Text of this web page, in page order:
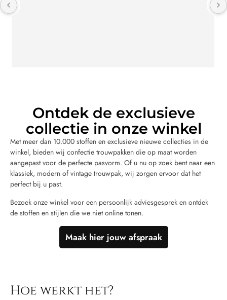
Ontdek de exclusieve
collectie in onze winkel
Met meer dan 10.000 stoffen en exclusieve nieuwe collecties in de
winkel, bieden wij confectie trouwpakken die op maat worden
aangepast voor de perfecte pasvorm. Of u nu op zoek bent naar een
klassiek, modern of vintage trouwpak, wij zorgen ervoor dat het
perfect bij u past.
Bezoek onze winkel voor een persoonlijk adviesgesprek en ontdek
de stoffen en stijlen die we niet online tonen.
Maak hier jouw afspraak
Hoe werkt het?